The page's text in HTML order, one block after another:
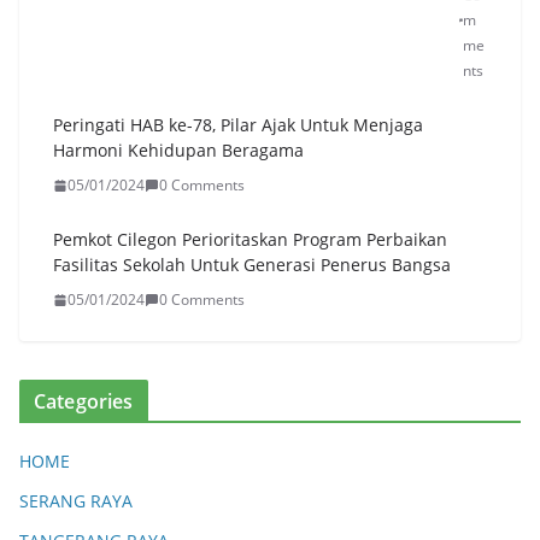
Dis
tri
bu
mp
m
me
nts
Peringati HAB ke-78, Pilar Ajak Untuk Menjaga
Harmoni Kehidupan Beragama
05/01/2024 0 Comments
Pemkot Cilegon Perioritaskan Program Perbaikan
Fasilitas Sekolah Untuk Generasi Penerus Bangsa
05/01/2024 0 Comments
Categories
HOME
SERANG RAYA